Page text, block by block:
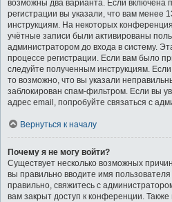
возможны два варианта. Если включена
регистрации вы указали, что вам менее
инструкциям. На некоторых
учётные записи были активированы
администратором до входа в систему.
процессе регистрации. Если вам было
следуйте полученным инструкциям.
то возможно, что вы указали
заблокирован спам-фильтром. Если вы
адрес email, попробуйте связаться с
Вернуться к началу
Почему я не могу войти?
Существует несколько возможных
вы правильно вводите имя
правильно, свяжитесь с
вам закрыт доступ к конференции.